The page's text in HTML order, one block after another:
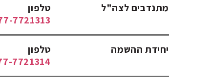
מתנדבים לצה"ל
טלפון
7721313
יחידת ההשמה
טלפון
7721314